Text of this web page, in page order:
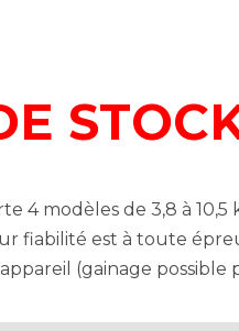
4 modèles de 3,8 à
fiabilité est à toute
(gainage